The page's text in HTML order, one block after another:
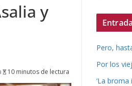
y
10 minutos de lectura
Pero,
Por los
‘La